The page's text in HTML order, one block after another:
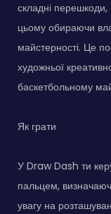
складні
цьому обираючи
майстерності. Це
художньої
баскетбольному
Як грати
У Draw Dash ти
пальцем,
увагу на